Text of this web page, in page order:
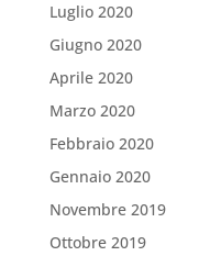
Luglio 2020
Giugno 2020
Aprile 2020
Marzo 2020
Febbraio 2020
Gennaio 2020
Novembre 2019
Ottobre 2019